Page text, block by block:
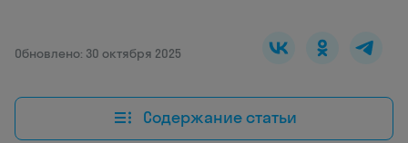
Обновлено: 30 октября 2025
Содержание статьи